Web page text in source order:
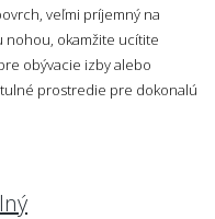
veľmi príjemný na
nohou, okamžite ucítite
obývacie izby alebo
prostredie pre dokonalú